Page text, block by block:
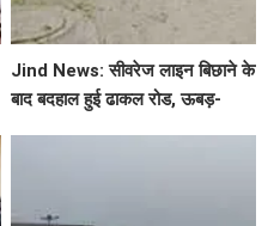
Jind News: सीवरेज लाइन बिछाने के
बाद बदहाल हुई ढाकल रोड, ऊबड़-